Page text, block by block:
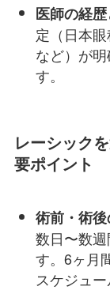
医師の経
定（日本
など）が
す。
レーシック
要ポイント
術前・術
数日〜数
す。6ヶ月
スケジュー